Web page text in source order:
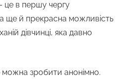
це в першу чергу
ще й прекрасна можливість
дівчинці, яка давно
зробити анонімно.